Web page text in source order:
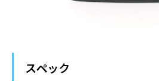
スペック